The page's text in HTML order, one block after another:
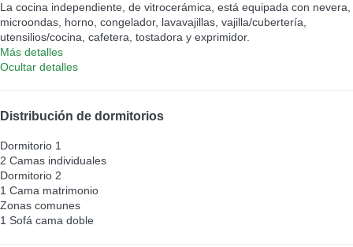
La cocina independiente, de vitrocerámica, está equipada con nevera,
microondas, horno, congelador, lavavajillas, vajilla/cubertería,
utensilios/cocina, cafetera, tostadora y exprimidor.
Más detalles
Ocultar detalles
Distribución de dormitorios
Dormitorio 1
2 Camas individuales
Dormitorio 2
1 Cama matrimonio
Zonas comunes
1 Sofá cama doble